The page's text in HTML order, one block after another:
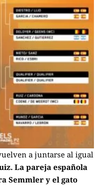
a juntarse al igual
La pareja española
Semmler y el gato